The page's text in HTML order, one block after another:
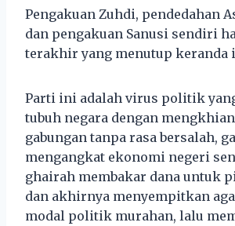
Pengakuan Zuhdi, pendedahan
dan pengakuan Sanusi sendiri
terakhir yang menutup keranda
Parti ini adalah virus politik
tubuh negara dengan
gabungan tanpa rasa bersalah,
mengangkat ekonomi negeri
ghairah membakar dana untuk
dan akhirnya menyempitkan
modal politik murahan, lalu